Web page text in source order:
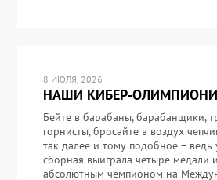
8 ИЮЛЯ, 2026
НАШИ КИБЕР-
Бейте в барабаны, барабанщики,
горнисты, бросайте в воздух
так далее и тому подобное – ведь
сборная выиграла четыре медали
абсолютным чемпионом на